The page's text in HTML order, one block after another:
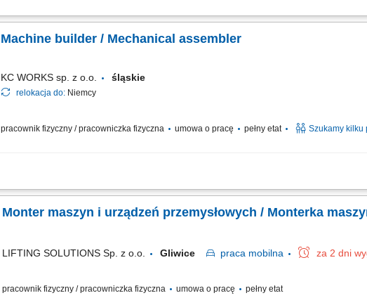
wykonywanie przeglądów i diagnostyka zabudów komunalnych, usuwanie usterek
Machine builder / Mechanical assembler
KC WORKS sp. z o.o. śląskie
relokacja do: Niemcy
pracownik fizyczny / pracowniczka fizyczna umowa o pracę pełny etat Szukamy kilku
The work will be carried out at our production and assembly location in Lindern, Germany.
Monter maszyn i urządzeń przemysłowych / Monterka
LIFTING SOLUTIONS Sp. z o.o. Gliwice praca mobilna za 2 dni
pracownik fizyczny / pracowniczka fizyczna umowa o pracę pełny etat